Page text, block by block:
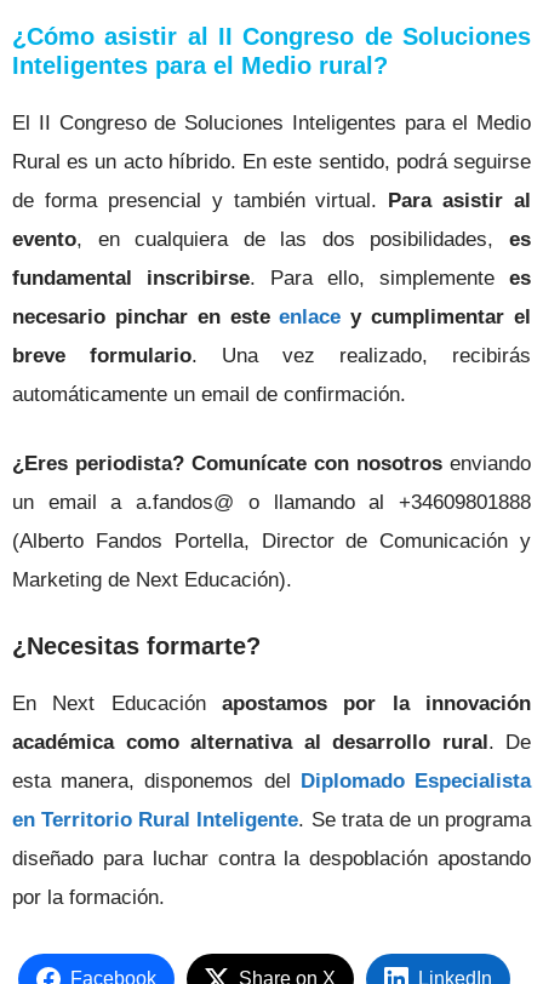
¿Cómo asistir al II Congreso de Soluciones
Inteligentes para el Medio rural?
El II Congreso de Soluciones Inteligentes para el Medio
Rural es un acto híbrido. En este sentido, podrá seguirse
de forma presencial y también virtual. Para asistir al
evento, en cualquiera de las dos posibilidades, es
fundamental inscribirse. Para ello, simplemente es
necesario pinchar en esteenlace y cumplimentar el
breve formulario. Una vez realizado, recibirás
automáticamente un email de confirmación.
¿Eres periodista? Comunícate con nosotros enviando
un email aa.fandos@ o llamando al +34609801888
(Alberto Fandos Portella, Director de Comunicación y
Marketing de Next Educación).
¿Necesitas formarte?
En Next Educación apostamos por la innovación
académica como alternativa al desarrollo rural. De
esta manera, disponemos del Diplomado Especialista
en Territorio Rural Inteligente. Se trata de un programa
diseñado para luchar contra la despoblación apostando
por la formación.
Facebook Share on X LinkedIn